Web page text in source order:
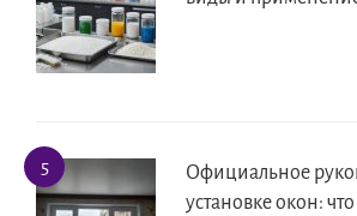
Официальное
установке окон: